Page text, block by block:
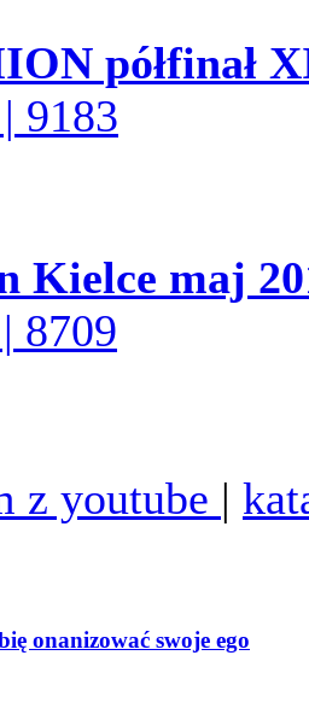
półfinał
9183
Kielce maj
8709
z youtube |
onanizować swoje ego